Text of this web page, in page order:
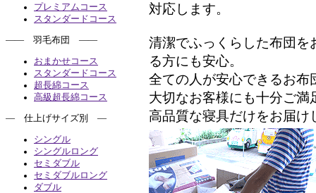
プレミアムコース
スタンダードコース
―― 羽毛布団 ――
おまかせコース
スタンダードコース
超長綿コース
高級超長綿コース
― 仕上げサイズ別 ―
シングル
シングルロング
セミダブル
セミダブルロング
ダブル
対応します。
清潔でふっくらした布団を
る方にも安心。
全ての人が安心できるお布
大切なお客様にも十分ご
高品質な寝具だけをお届け